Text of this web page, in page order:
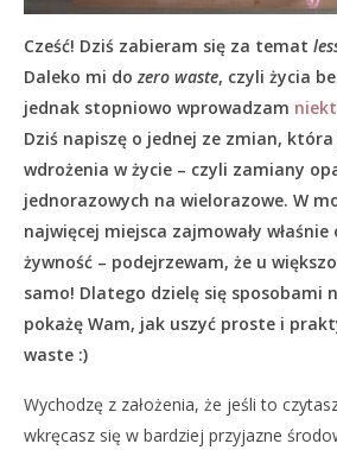
Cześć! Dziś zabieram się za temat
Daleko mi do zero waste, czyli życia
jednak stopniowo wprowadzam
Dziś napiszę o jednej ze zmian,
wdrożenia w życie – czyli zamiany
jednorazowych na wielorazowe. W
najwięcej miejsca zajmowały
żywność – podejrzewam, że u
samo! Dlatego dzielę się sposobami
pokażę Wam, jak uszyć proste i
waste :)
Wychodzę z założenia, że jeśli to
wkręcasz się w bardziej przyjazne